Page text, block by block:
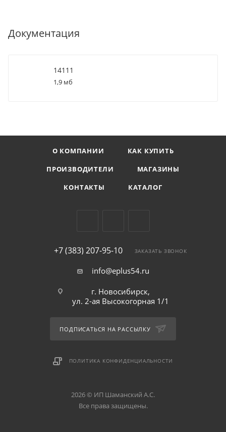
Документация
14111
1,9 мб
О КОМПАНИИ
КАК КУПИТЬ
ПРОИЗВОДИТЕЛИ
МАГАЗИНЫ
КОНТАКТЫ
КАТАЛОГ
+7 (383) 207-95-10 ЗАКАЗАТЬ ЗВОНОК
info@eplus54.ru
г. Новосибирск,
ул. 2-ая Высокогорная 1/1
ПОДПИСАТЬСЯ НА РАССЫЛКУ
ПОЛИТИКА КОНФИДЕНЦИАЛЬНОСТИ
2026 © ИП Шаманский А.С.
Все права защищены.